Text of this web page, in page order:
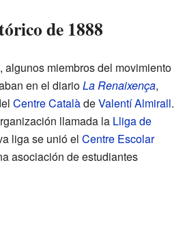
de 1888
algunos miembros del movimiento
en el diarioLa Renaixença,
Centre CatalàdeValentí Almirall.
llamada la Lliga de
liga se unió el Centre Escolar
asociación de estudiantes